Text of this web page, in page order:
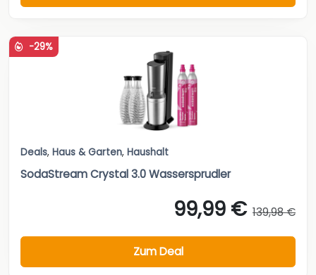
-29%
Deals, Haus & Garten, Haushalt
SodaStream Crystal 3.0 Wassersprudler
99,99 € 139,98 €
Zum Deal